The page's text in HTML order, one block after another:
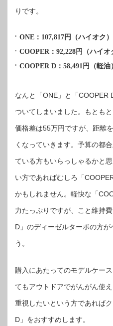
りです。
ONE：107,817円（ハイオク）
COOPER：92,228円（ハイオ
COOPER D：58,491円（軽油
なんと「ONE」と「COOPER
ついてしまいました。もとも
価格差は55万円ですが、距離
くなっていきます。予算の都
ている方もいらっしゃるかと
い方であればむしろ「
かもしれません。軽快な「
力たっぷりですが、こと維持
D」のディーゼルターボの方
う。
購入にあたってのモデルケー
てもアウトドアでがんがん使
重視したいという方であれば
D」をおすすめします。